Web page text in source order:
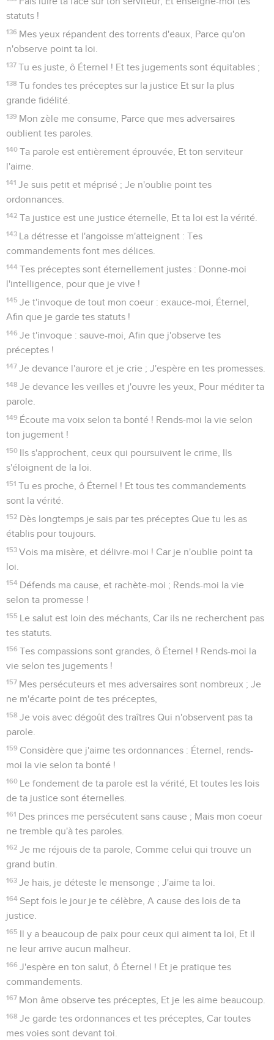
statuts !
136 Mes yeux répandent des torrents d'eaux, Parce qu'on
n'observe point ta loi.
137 Tu es juste, ô Éternel ! Et tes jugements sont équitables ;
138 Tu fondes tes préceptes sur la justice Et sur la plus
grande fidélité.
139 Mon zèle me consume, Parce que mes adversaires
oublient tes paroles.
140 Ta parole est entièrement éprouvée, Et ton serviteur
l'aime.
141 Je suis petit et méprisé ; Je n'oublie point tes
ordonnances.
142 Ta justice est une justice éternelle, Et ta loi est la vérité.
143 La détresse et l'angoisse m'atteignent : Tes
commandements font mes délices.
144 Tes préceptes sont éternellement justes : Donne-moi
l'intelligence, pour que je vive !
145 Je t'invoque de tout mon coeur : exauce-moi, Éternel,
Afin que je garde tes statuts !
146 Je t'invoque : sauve-moi, Afin que j'observe tes
préceptes !
147 Je devance l'aurore et je crie ; J'espère en tes promesses.
148 Je devance les veilles et j'ouvre les yeux, Pour méditer ta
parole.
149 Écoute ma voix selon ta bonté ! Rends-moi la vie selon
ton jugement !
150 Ils s'approchent, ceux qui poursuivent le crime, Ils
s'éloignent de la loi.
151 Tu es proche, ô Éternel ! Et tous tes commandements
sont la vérité.
152 Dès longtemps je sais par tes préceptes Que tu les as
établis pour toujours.
153 Vois ma misère, et délivre-moi ! Car je n'oublie point ta
loi.
154 Défends ma cause, et rachète-moi ; Rends-moi la vie
selon ta promesse !
155 Le salut est loin des méchants, Car ils ne recherchent pas
tes statuts.
156 Tes compassions sont grandes, ô Éternel ! Rends-moi la
vie selon tes jugements !
157 Mes persécuteurs et mes adversaires sont nombreux ; Je
ne m'écarte point de tes préceptes,
158 Je vois avec dégoût des traîtres Qui n'observent pas ta
parole.
159 Considère que j'aime tes ordonnances : Éternel, rends-
moi la vie selon ta bonté !
160 Le fondement de ta parole est la vérité, Et toutes les lois
de ta justice sont éternelles.
161 Des princes me persécutent sans cause ; Mais mon coeur
ne tremble qu'à tes paroles.
162 Je me réjouis de ta parole, Comme celui qui trouve un
grand butin.
163 Je hais, je déteste le mensonge ; J'aime ta loi.
164 Sept fois le jour je te célèbre, A cause des lois de ta
justice.
165 Il y a beaucoup de paix pour ceux qui aiment ta loi, Et il
ne leur arrive aucun malheur.
166 J'espère en ton salut, ô Éternel ! Et je pratique tes
commandements.
167 Mon âme observe tes préceptes, Et je les aime beaucoup.
168 Je garde tes ordonnances et tes préceptes, Car toutes
mes voies sont devant toi.